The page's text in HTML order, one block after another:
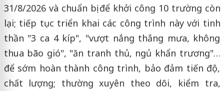
31/8/2026 và chuẩn bị để khởi công 10 trường còn
lại; tiếp tục triển khai các công trình này với tinh
thần "3 ca 4 kíp", "vượt nắng thắng mưa, không
thua bão gió", "ăn tranh thủ, ngủ khẩn trương"…
để sớm hoàn thành công trình, bảo đảm tiến độ,
chất lượng; thường xuyên theo dõi, kiểm tra,